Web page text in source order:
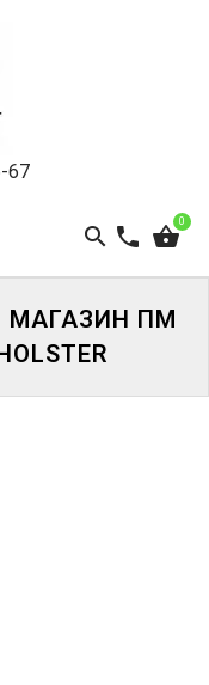
67
0
МАГАЗИН ПМ